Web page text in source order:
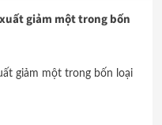
giảm một trong bốn
giảm một trong bốn loại